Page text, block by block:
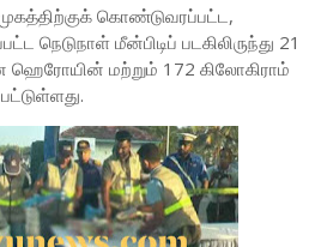
கொண்டுவரப்பட்ட,
நெடுநாள் மீன்பிடிப் படகிலிருந்து 21
ஹெரோயின் மற்றும் 172 கிலோகிராம்